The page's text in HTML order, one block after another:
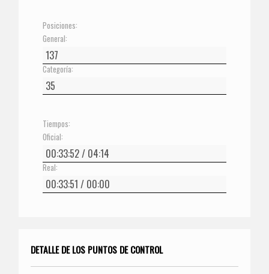
Posiciones:
General:
Categoría:
Tiempos:
Oficial:
Real:
DETALLE DE LOS PUNTOS DE CONTROL